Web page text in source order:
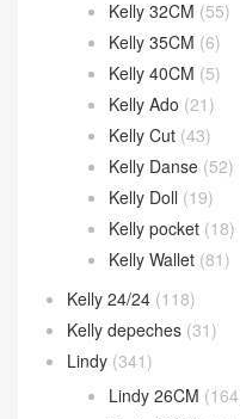
Kelly 32CM (55)
Kelly 35CM (6)
Kelly 40CM (5)
Kelly Ado (21)
Kelly Cut (43)
Kelly Danse (52)
Kelly Doll (19)
Kelly pocket (18)
Kelly Wallet (81)
Kelly 24/24 (118)
Kelly depeches (31)
Lindy (341)
Lindy 26CM